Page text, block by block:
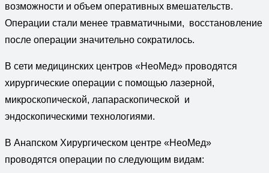
возможности и объем оперативных вмешательств.
Операции стали менее травматичными, восстановление
после операции значительно сократилось.
В сети медицинских центров «НеоМед» проводятся
хирургические операции с помощью лазерной,
микроскопической, лапараскопической и
эндоскопическими технологиями.
В Анапском Хирургическом центре «НеоМед»
проводятся операции по следующим видам: